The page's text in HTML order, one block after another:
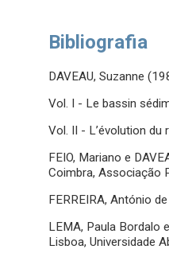
Bibliografia
DAVEAU, Suzanne
Vol. I - Le bassin
Vol. II - L’évolution du
FEIO, Mariano e
Coimbra, Associação
FERREIRA, António
LEMA, Paula Bordalo
Lisboa, Universidade